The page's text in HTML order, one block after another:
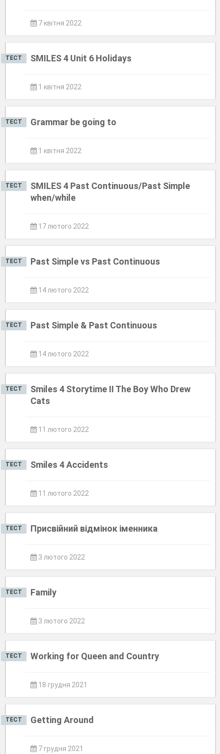
7 квітня 2022
ТЕСТ SMILES 4 Unit 6 Holidays
1 квітня 2022
ТЕСТ Grammar be going to
1 квітня 2022
ТЕСТ
SMILES 4 Past Continuous/Past Simple
when/while
17 лютого 2022
ТЕСТ Past Simple vs Past Continuous
14 лютого 2022
ТЕСТ Past Simple & Past Continuous
14 лютого 2022
ТЕСТ
Smiles 4 Storytime II The Boy Who Drew
Cats
11 лютого 2022
ТЕСТ Smiles 4 Accidents
11 лютого 2022
ТЕСТ Присвійний відмінок іменника
3 лютого 2022
ТЕСТ Family
3 лютого 2022
ТЕСТ Working for Queen and Country
18 грудня 2021
ТЕСТ Getting Around
7 грудня 2021